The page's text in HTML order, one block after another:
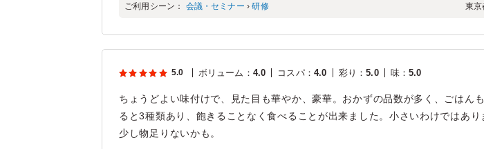
ご利用シーン： 会議・セミナー ›研修 東京
5.0 ボリューム ： 4.0 コスパ： 4.0 彩り ：5.0 味：5.0
ちょうどよい味付けで、見た目も華やか、豪華。おかずの品数が多く、ごはん
ると3種類あり、飽きることなく食べることが出来ました。小さいわけではあり
少し物足りないかも。